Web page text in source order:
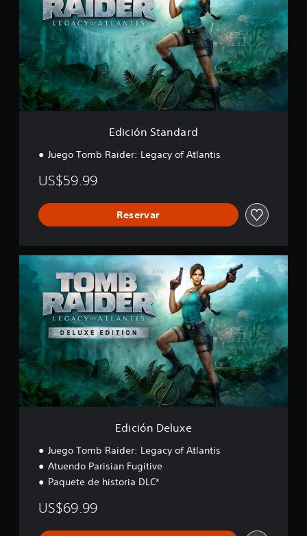
ó
n
S
t
a
n
d
a
Edición Standard
Juego Tomb Raider: Legacy of Atlantis
US$59.99
Reservar
E
c
n
D
e
l
u
x
e
Edición Deluxe
Juego Tomb Raider: Legacy of Atlantis
Atuendo Parisian Fugitive
Paquete de historia DLC*
US$69.99